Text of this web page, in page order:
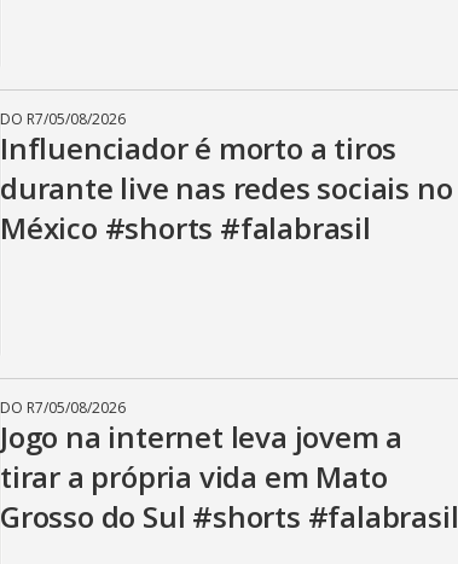
DO R7/05/08/2026
Influenciador é morto a tiros
durante live nas redes sociais no
México #shorts #falabrasil
DO R7/05/08/2026
Jogo na internet leva jovem a
tirar a própria vida em Mato
Grosso do Sul #shorts #falabrasil